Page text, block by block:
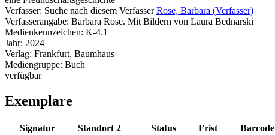
Verfasser: Suche nach diesem Verfasser Rose, Barbara (Verfasser)
Verfasserangabe: Barbara Rose. Mit Bildern von Laura Bednarski
Medienkennzeichen: K-4.1
Jahr: 2024
Verlag: Frankfurt, Baumhaus
Mediengruppe: Buch
verfügbar
Exemplare
Signatur Standort 2 Status Frist
Barcode